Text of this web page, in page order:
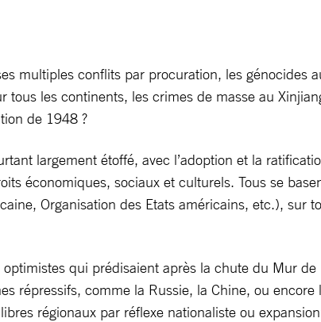
multiples conflits par procuration, les génocides
les continents, les crimes de masse au
de 1948 ?
largement étoffé, avec l’adoption et la
économiques, sociaux et culturels. Tous se
Organisation des Etats américains, etc.),
qui prédisaient après la chute du Mur
répressifs, comme la Russie, la Chine, ou
régionaux par réflexe nationaliste ou